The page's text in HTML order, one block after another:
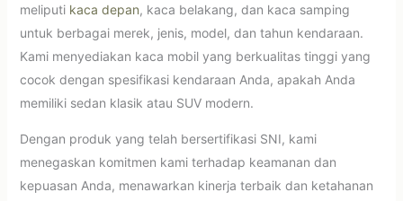
meliputi kaca depan, kaca belakang, dan kaca samping
untuk berbagai merek, jenis, model, dan tahun kendaraan.
Kami menyediakan kaca mobil yang berkualitas tinggi yang
cocok dengan spesifikasi kendaraan Anda, apakah Anda
memiliki sedan klasik atau SUV modern.
Dengan produk yang telah bersertifikasi SNI, kami
menegaskan komitmen kami terhadap keamanan dan
kepuasan Anda, menawarkan kinerja terbaik dan ketahanan